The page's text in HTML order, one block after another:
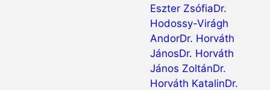
Eszter ZsófiaDr.
Hodossy-Virágh
AndorDr. Horváth
JánosDr. Horváth
János ZoltánDr.
Horváth KatalinDr.